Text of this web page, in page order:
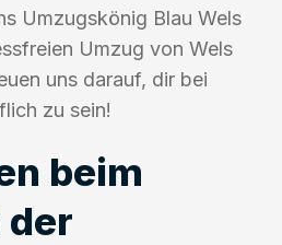
Umzugskönig Blau Wels
Umzug von Wels
uns darauf, dir bei
zu sein!
beim
der